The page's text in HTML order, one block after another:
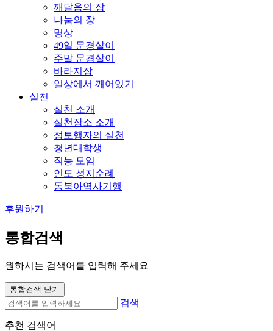
깨달음의 장
나눔의 장
명상
49일 문경살이
주말 문경살이
바라지장
일상에서 깨어있기
실천
실천 소개
실천장소 소개
정토행자의 실천
청년대학생
직능 모임
인도 성지순례
동북아역사기행
후원하기
통합검색
원하시는 검색어를 입력해 주세요
통합검색 닫기
검색
추천 검색어